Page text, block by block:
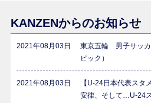
KANZENからのお知らせ
2021年08月03日
東京五輪 男子サッ
ピック）
2021年08月03日
【U-24日本代表スタ
安律、そして…U-24